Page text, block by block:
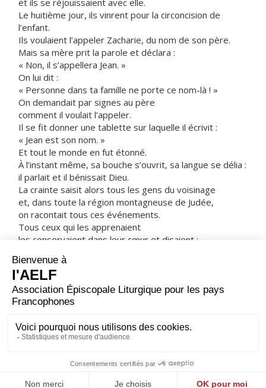
et ils se réjouissaient avec elle.
Le huitième jour, ils vinrent pour la circoncision de
l’enfant.
Ils voulaient l’appeler Zacharie, du nom de son père.
Mais sa mère prit la parole et déclara :
« Non, il s’appellera Jean. »
On lui dit :
« Personne dans ta famille ne porte ce nom-là ! »
On demandait par signes au père
comment il voulait l’appeler.
Il se fit donner une tablette sur laquelle il écrivit :
« Jean est son nom. »
Et tout le monde en fut étonné.
À l’instant même, sa bouche s’ouvrit, sa langue se délia :
il parlait et il bénissait Dieu.
La crainte saisit alors tous les gens du voisinage
et, dans toute la région montagneuse de Judée,
on racontait tous ces événements.
Tous ceux qui les apprenaient
les conservaient dans leur cœur et disaient :
En effet, la main du Seigneur était avec lui.
L’enfant grandissait
et son esprit se fortifiait.
Il alla vivre au désert
jusqu’au jour où il se fit connaître à Israël.
– Acclamons la Parole de Dieu.